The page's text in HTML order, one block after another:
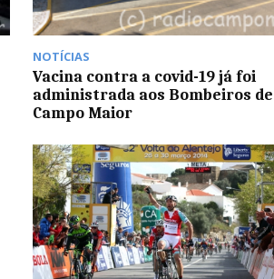
NOTÍCIAS
Vacina contra a covid-19 já foi
administrada aos Bombeiros de
Campo Maior